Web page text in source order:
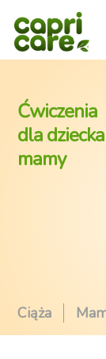
Dlaczego
Nasze
Porady
Gdzie kupić
Strefa dla
Ćwiczenia
dla
mamy
Ciąża